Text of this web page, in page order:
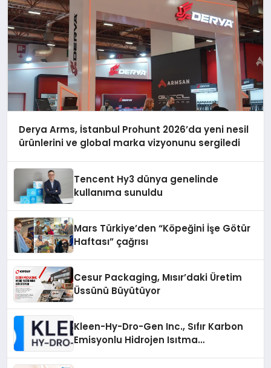
Derya Arms, İstanbul Prohunt 2026’da yeni nesil
ürünlerini ve global marka vizyonunu sergiledi
Tencent Hy3 dünya genelinde
kullanıma sunuldu
Mars Türkiye’den “Köpeğini İşe Götür
Haftası” çağrısı
Cesur Packaging, Mısır’daki Üretim
Üssünü Büyütüyor
Kleen-Hy-Dro-Gen Inc., Sıfır Karbon
Emisyonlu Hidrojen Isıtma